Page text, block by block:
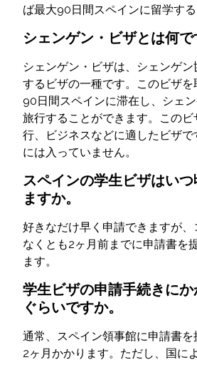
ば最大90日間スペインに留学する
シェンゲン・ビザとは何で
シェンゲン・ビザは、シェンゲ
するビザの一種です。このビザ
90日間スペインに滞在し、シェ
旅行することができます。この
行、ビジネスなどに適したビザ
には入っていません。
スペインの学生ビザはい
ますか。
好きなだけ早く申請できますが
なくとも2ヶ月前までに申請書を
ます。
学生ビザの申請手続きに
ぐらいですか。
通常、スペイン領事館に申請書を
2ヶ月かかります。ただし、国に